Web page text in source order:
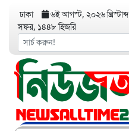
ঢাকা ৬ই আগস্ট, ২০২৬ খ্রিস্টাব্দ
সফর, ১৪৪৮ হিজরি